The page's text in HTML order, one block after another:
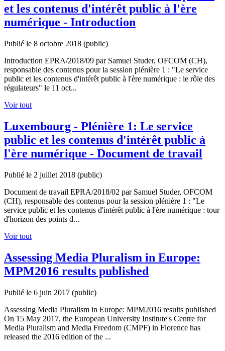
et les contenus d'intérêt public à l'ère
numérique - Introduction
Publié le 8 octobre 2018 (public)
Introduction EPRA/2018/09 par Samuel Studer, OFCOM (CH),
responsable des contenus pour la session plénière 1 : "Le service
public et les contenus d'intérêt public à l'ère numérique : le rôle des
régulateurs" le 11 oct...
Voir tout
Luxembourg - Plénière 1: Le service
public et les contenus d'intérêt public à
l'ère numérique - Document de travail
Publié le 2 juillet 2018 (public)
Document de travail EPRA/2018/02 par Samuel Studer, OFCOM
(CH), responsable des contenus pour la session plénière 1 : "Le
service public et les contenus d'intérêt public à l'ère numérique : tour
d'horizon des points d...
Voir tout
Assessing Media Pluralism in Europe:
MPM2016 results published
Publié le 6 juin 2017 (public)
Assessing Media Pluralism in Europe: MPM2016 results published
On 15 May 2017, the European University Institute's Centre for
Media Pluralism and Media Freedom (CMPF) in Florence has
released the 2016 edition of the ...